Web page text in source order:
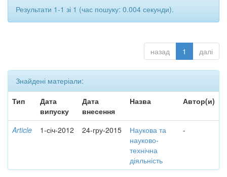
Результати 1-1 зі 1 (час пошуку: 0.004 секунди).
назад 1 далі
Знайдені матеріали:
Тип
Дата
випуску
Дата
внесення
Назва Автор(и)
Article 1-січ-2012 24-гру-2015
Наукова та
науково-
технічна
діяльність
-